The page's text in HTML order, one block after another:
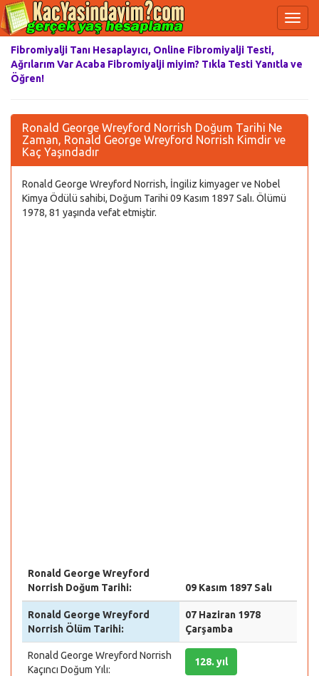
Fibromiyalji Tanı Hesaplayıcı, Online Fibromiyalji Testi,
Ağrılarım Var Acaba Fibromiyalji miyim? Tıkla Testi Yanıtla ve
Öğren!
Ronald George Wreyford Norrish Doğum Tarihi Ne
Zaman, Ronald George Wreyford Norrish Kimdir ve
Kaç Yaşındadır
Ronald George Wreyford Norrish, İngiliz kimyager ve Nobel
Kimya Ödülü sahibi, Doğum Tarihi 09 Kasım 1897 Salı. Ölümü
1978, 81 yaşında vefat etmiştir.
Ronald George Wreyford
Norrish Doğum Tarihi:
09 Kasım 1897 Salı
Ronald George Wreyford
Norrish Ölüm Tarihi:
07 Haziran 1978
Çarşamba
Ronald George Wreyford Norrish
Kaçıncı Doğum Yılı:
128. yıl